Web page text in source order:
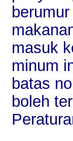
masuk
minum
batas
boleh